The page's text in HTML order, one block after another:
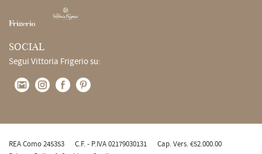
SOCIAL
Segui Vittoria Frigerio su:
REA Como 245353 C.F. - P.IVA 02179030131
Cap. Vers. €52.000.00